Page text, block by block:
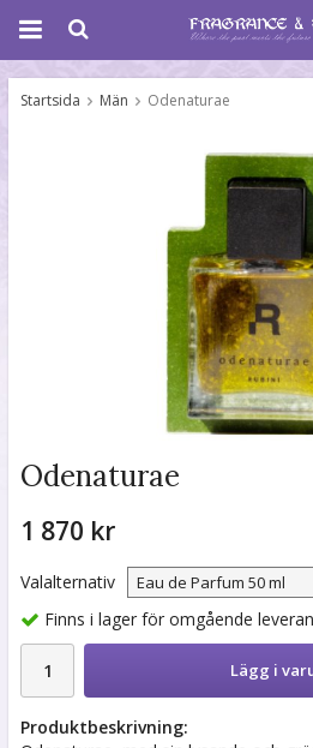
Startsida Män Odenaturae
Odenaturae
1 870 kr
Valalternativ
Finns i lager för omgående
Lägg i
Produktbeskrivning: